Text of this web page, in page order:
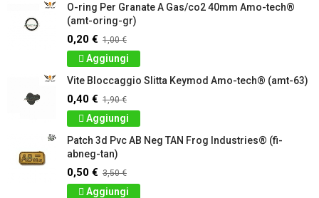
O-ring Per Granate A Gas/co2 40mm Amo-tech®
(amt-oring-gr)
0,20 € 1,00 €
Aggiungi
Vite Bloccaggio Slitta Keymod Amo-tech® (amt-63)
0,40 € 1,90 €
Aggiungi
Patch 3d Pvc AB Neg TAN Frog Industries® (fi-
abneg-tan)
0,50 € 3,50 €
Aggiungi